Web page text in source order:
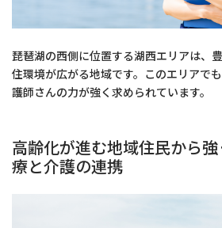
琵琶湖の西側に位置する湖西エリアは、
住環境が広がる地域です。このエリアで
護師さんの力が強く求められています。
高齢化が進む地域住民から
療と介護の連携